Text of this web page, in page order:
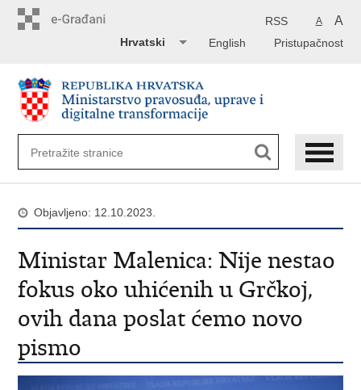
A A
RSS
Pristupačnost
English
Hrvatski
Objavljeno: 12.10.2023.
Ministar Malenica: Nije nestao
fokus oko uhićenih u Grčkoj,
ovih dana poslat ćemo novo
pismo